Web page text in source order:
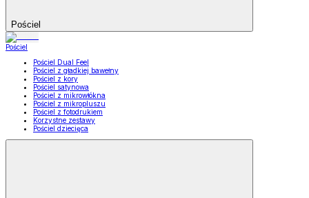
Pościel
Pościel
Pościel Dual Feel
Pościel z gładkiej bawełny
Pościel z kory
Pościel satynowa
Pościel z mikrowłókna
Pościel z mikropluszu
Pościel z fotodrukiem
Korzystne zestawy
Pościel dziecięca